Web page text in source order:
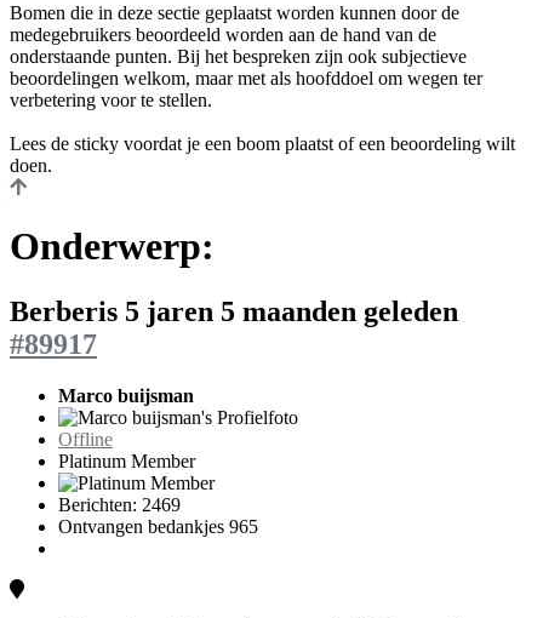
Bomen die in deze sectie geplaatst worden kunnen door de
medegebruikers beoordeeld worden aan de hand van de
onderstaande punten. Bij het bespreken zijn ook subjectieve
beoordelingen welkom, maar met als hoofddoel om wegen ter
verbetering voor te stellen.
Lees de sticky voordat je een boom plaatst of een beoordeling wilt
doen.
Onderwerp:
Berberis 5 jaren 5 maanden geleden
#89917
Marco buijsman
Offline
Platinum Member
Berichten: 2469
Ontvangen bedankjes 965